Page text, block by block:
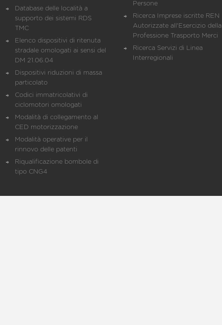
Database delle località a
supporto dei sistemi RDS
TMC
Elenco dispositivi di ritenuta
stradale omologati ai sensi del
DM 21.06.04
Dispositivi riduzioni di massa
particolato
Codici immatricolativi di
ciclomotori omologati
Modalità di collegamento al
CED motorizzazione
Modalità operative per il
rinnovo delle patenti
Riqualificazione bombole di
tipo CNG4
Persone
Ricerca Imprese iscritte REN
Autorizzate all'Esercizio della
Professione Trasporto Merci
Ricerca Servizi di Linea
Interregionali